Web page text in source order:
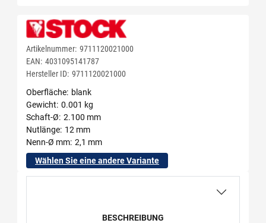
Artikelnummer: 9711120021000
EAN: 4031095141787
Hersteller ID: 9711120021000
Oberfläche blank
Gewicht 0.001 kg
Schaft-Ø 2.100 mm
Nutlänge 12 mm
Nenn-Ø mm 2,1 mm
Wählen Sie eine andere Variante
BESCHREIBUNG